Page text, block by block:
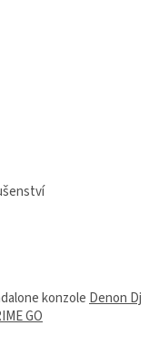
konzoleDenon Dj
GO